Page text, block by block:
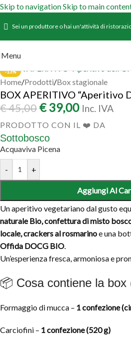
Skip to navigationSkip to main
Sei un produttore o hai un'attività di
Menu
-13%
Home/Prodotti/Box stagionale
BOX APERITIVO “Aperitivo
€45,00€39,00 Inc. IVA
PRODOTTO CON IL ❤️ DA
Sottobosco
Acquaviva Picena
- +
Aggiungi Al
Un aperitivo vegetariano dal gusto
naturale Bio, confettura di misto
locale, crackers al rosmarinoe una
Offida DOCG BIO.
Un’esperienza fresca, armoniosa e
📦 Cosa contiene la box
Formaggio di mucca – 1 confezione
Carciofini – 1 confezione (520 g)